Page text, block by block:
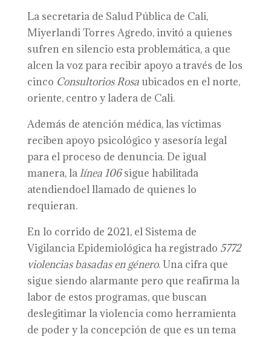
La secretaria de Salud Pública de Cali,
Miyerlandi Torres Agredo, invitó a quienes
sufren en silencio esta problemática, a que
alcen la voz para recibir apoyo a través de los
cinco Consultorios Rosaubicados en el norte,
oriente, centro y ladera de Cali.
Además de atención médica, las víctimas
reciben apoyo psicológico y asesoría legal
para el proceso de denuncia. De igual
manera, lalínea 106sigue habilitada
atendiendoel llamado de quienes lo
requieran.
En lo corrido de 2021, el Sistema de
Vigilancia Epidemiológica ha registrado 5772
violencias basadas en género. Una cifra que
sigue siendo alarmante pero que reafirma la
labor de estos programas, que buscan
deslegitimar la violencia como herramienta
de poder y la concepción de que es un tema